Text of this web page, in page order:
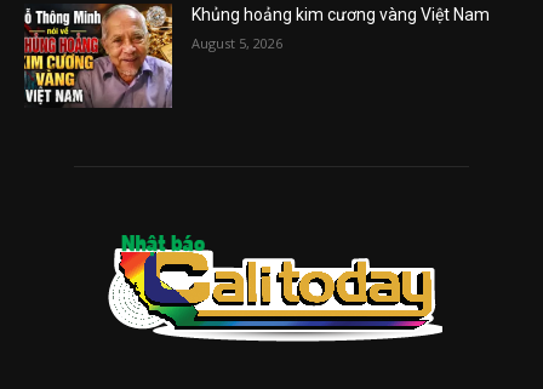
Khủng hoảng kim cương vàng Việt Nam
August 5, 2026